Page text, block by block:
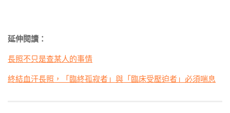
延伸閱讀：
長照不只是查某人的事情
終結血汗長照，「臨終孤寂者」與「臨床受壓迫者」必須喘息